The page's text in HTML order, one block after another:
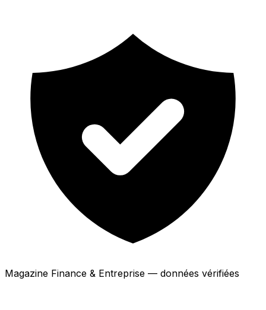
Magazine Finance & Entreprise — données vérifiées